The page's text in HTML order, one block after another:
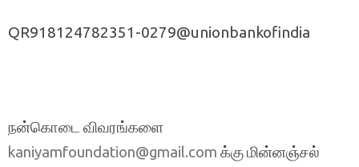
QR918124782351-0279@unionbankofindia
நன்கொடை விவரங்களை
kaniyamfoundation@gmail.com க்கு மின்னஞ்சல்